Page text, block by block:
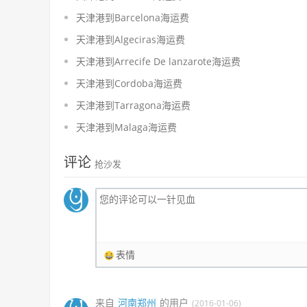
天津港到Barcelona海运费
天津港到Algeciras海运费
天津港到Arrecife De lanzarote海运费
天津港到Cordoba海运费
天津港到Tarragona海运费
天津港到Malaga海运费
评论 抢沙发
表情
来自 河南郑州 的用户 (2016-01-06)